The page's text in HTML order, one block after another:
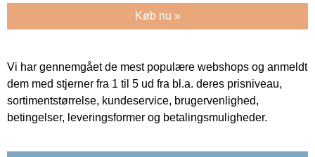
Køb nu »
Vi har gennemgået de mest populære webshops og anmeldt
dem med stjerner fra 1 til 5 ud fra bl.a. deres prisniveau,
sortimentstørrelse, kundeservice, brugervenlighed,
betingelser, leveringsformer og betalingsmuligheder.